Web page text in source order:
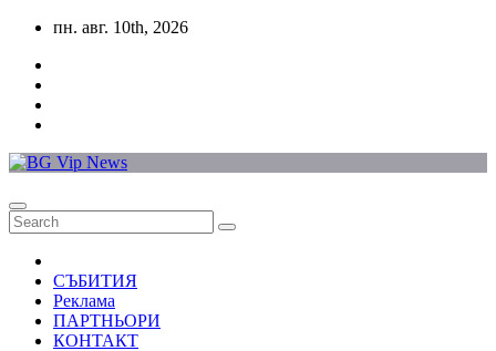
Skip
content
пн. авг. 10th, 2026
СЪБИТИЯ
Реклама
ПАРТНЬОРИ
КОНТАКТ